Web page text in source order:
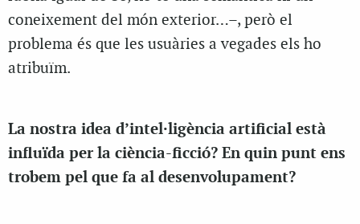
coneixement del món exterior…–, però el
problema és que les usuàries a vegades els ho
atribuïm.
La nostra idea d’intel·ligència artificial està
influïda per la ciència-ficció? En quin punt ens
trobem pel que fa al desenvolupament?